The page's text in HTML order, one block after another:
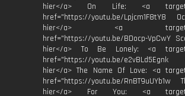
hier</a> On Life: <a
href="https://youtu.be/Lpjcm1F8tY8
hier</a> <a
href="https://youtu.be/BDocp-VpCwY
hier</a> To Be Lonely: <a
href="https://youtu.be/
hier</a> The Name Of Love: <a
href="https://youtu.be/RnBT9uUYb1w
hier</a> For You: <a